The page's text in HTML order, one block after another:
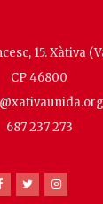
15. Xàtiva
CP 46800
687 237 273